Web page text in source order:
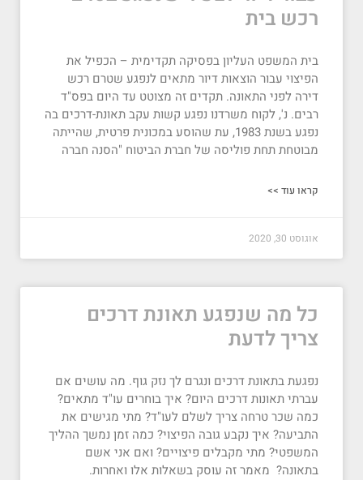
רכש בית
בית המשפט העליון בפסיקה תקדימית – הכפיל את
הפיצוי עבור הוצאות דיור מתאים לנפגע שטרם רכש
דירה לפני התאונה. תקדים זה מצוטט עד היום בפס"ד
רבים. נ', לקוח משרדנו נפגע קשות עקב תאונת-דרכים בה
נפגע בשנת 1983, עת שהוסע במכונית פרטית, שהייתה
מבוטחת תחת פוליסה של חברת הביטוח "הסנה חברה
קראו עוד >>
אוגוסט 30, 2020
כל מה שנפגע תאונת דרכים
צריך לדעת
נפגעת בתאונת דרכים ונגרם לך נזק גוף. מה עושים אם
עברתי תאונות דרכים היום? איך בוחרים עו"ד מתאים?
כמה שכר טרחה צריך לשלם לעו"ד? מתי מגישים את
התביעה? איך נקבע גובה הפיצוי? כמה זמן נמשך ההליך
המשפטי? מתי מקבלים פיצויים? ואם אני אשם
בתאונה? מאמר זה עוסק בשאלות אלו ואחרות.